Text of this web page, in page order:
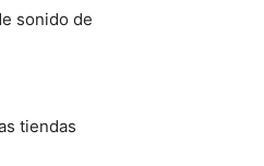
sonido de
tiendas